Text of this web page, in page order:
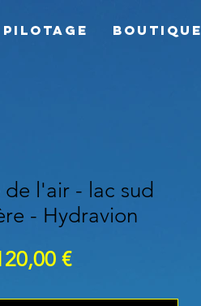
pilotage Boutique
l'air - lac sud
- Hydravion
€Prix